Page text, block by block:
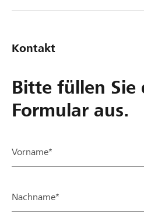
Kontakt
Bitte füllen Sie
Formular aus.
Vorname*
Nachname*